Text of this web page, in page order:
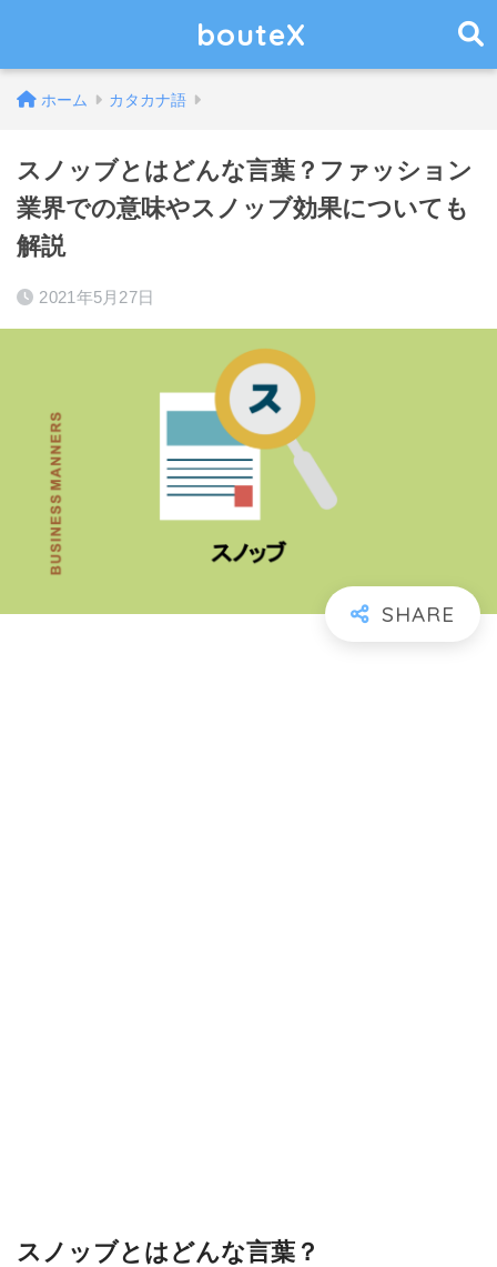
bouteX
ホーム カタカナ語
スノッブとはどんな言葉？ファッション
業界での意味やスノッブ効果についても
解説
2021年5月27日
スノッブとはどんな言葉？